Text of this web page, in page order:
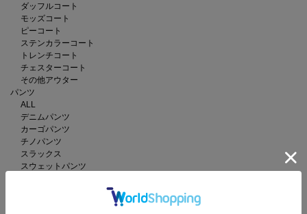
ダッフルコート
モッズコート
ピーコート
ステンカラーコート
トレンチコート
チェスターコート
その他アウター
パンツ
ALL
デニムパンツ
カーゴパンツ
チノパンツ
スラックス
スウェットパンツ